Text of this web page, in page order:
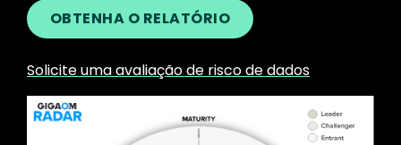
OBTENHA O RELATÓRIO
Solicite uma avaliação de risco de dados
Image